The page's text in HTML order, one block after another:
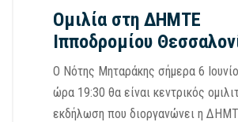
Ομιλία στη ΔΗΜΤΕ
Ιπποδρομίου
Ο Νότης Μηταράκης σήμερα 6
ώρα 19:30 θα είναι κεντρικός
εκδήλωση που διοργανώνει η